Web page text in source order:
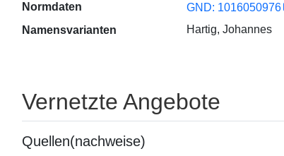
Normdaten
GND: 1016050976
Namensvarianten
Hartig, Johannes
Vernetzte Angebote
Quellen(nachweise)